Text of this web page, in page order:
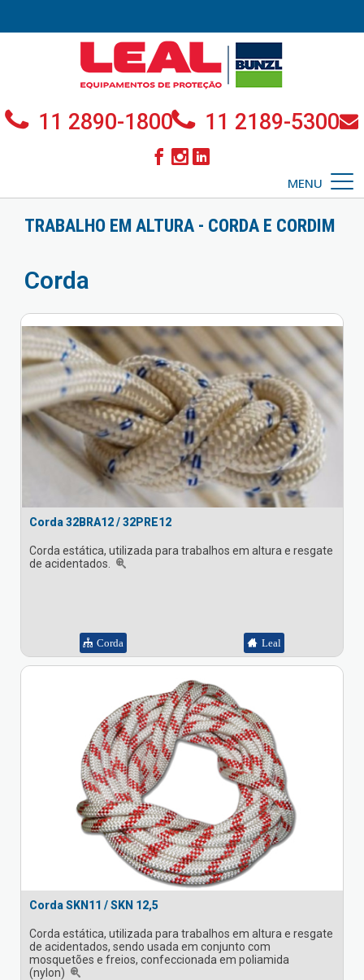
11 2890-1800 11 2189-5300
MENU
TRABALHO EM ALTURA - CORDA E CORDIM
Corda
Corda 32BRA12 / 32PRE12
Corda estática, utilizada para trabalhos em altura e resgate
de acidentados.
Corda Leal
Corda SKN11 / SKN 12,5
Corda estática, utilizada para trabalhos em altura e resgate
de acidentados, sendo usada em conjunto com
mosquetões e freios, confeccionada em poliamida
(nylon)